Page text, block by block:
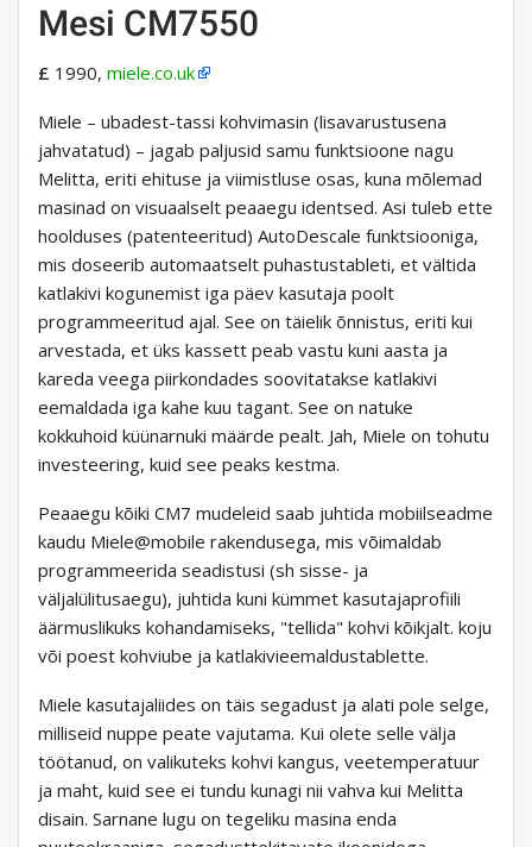
Mesi CM7550
£ 1990, miele.co.uk
Miele – ubadest-tassi kohvimasin (lisavarustusena
jahvatatud) – jagab paljusid samu funktsioone nagu
Melitta, eriti ehituse ja viimistluse osas, kuna mõlemad
masinad on visuaalselt peaaegu identsed. Asi tuleb ette
hoolduses (patenteeritud) AutoDescale funktsiooniga,
mis doseerib automaatselt puhastustableti, et vältida
katlakivi kogunemist iga päev kasutaja poolt
programmeeritud ajal. See on täielik õnnistus, eriti kui
arvestada, et üks kassett peab vastu kuni aasta ja
kareda veega piirkondades soovitatakse katlakivi
eemaldada iga kahe kuu tagant. See on natuke
kokkuhoid küünarnuki määrde pealt. Jah, Miele on tohutu
investeering, kuid see peaks kestma.
Peaaegu kõiki CM7 mudeleid saab juhtida mobiilseadme
kaudu Miele@mobile rakendusega, mis võimaldab
programmeerida seadistusi (sh sisse- ja
väljalülitusaegu), juhtida kuni kümmet kasutajaprofiili
äärmuslikuks kohandamiseks, "tellida" kohvi kõikjalt. koju
või poest kohviube ja katlakivieemaldustablette.
Miele kasutajaliides on täis segadust ja alati pole selge,
milliseid nuppe peate vajutama. Kui olete selle välja
töötanud, on valikuteks kohvi kangus, veetemperatuur
ja maht, kuid see ei tundu kunagi nii vahva kui Melitta
disain. Sarnane lugu on tegeliku masina enda